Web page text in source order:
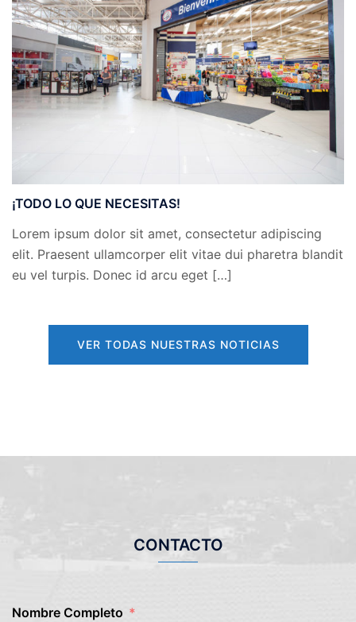
¡TODO LO QUE NECESITAS!
Lorem ipsum dolor sit amet, consectetur adipiscing
elit. Praesent ullamcorper elit vitae dui pharetra blandit
eu vel turpis. Donec id arcu eget […]
VER TODAS NUESTRAS NOTICIAS
CONTACTO
Nombre Completo